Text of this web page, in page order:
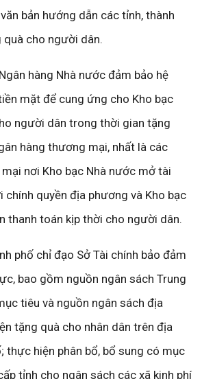
bản hướng dẫn các tỉnh, thành
cho người dân.
hàng Nhà nước đảm bảo hệ
mặt để cung ứng cho Kho bạc
người dân trong thời gian tặng
hàng thương mại, nhất là các
nơi Kho bạc Nhà nước mở tài
chính quyền địa phương và Kho bạc
thanh toán kịp thời cho người dân.
phố chỉ đạo Sở Tài chính bảo đảm
bao gồm nguồn ngân sách Trung
tiêu và nguồn ngân sách địa
tặng quà cho nhân dân trên địa
thực hiện phân bổ, bổ sung có mục
tỉnh cho ngân sách các xã kinh phí